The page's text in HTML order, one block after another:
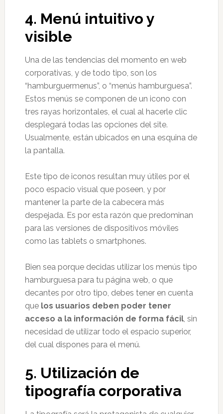
4. Menú intuitivo y
visible
Una de las tendencias del momento en web
corporativas, y de todo tipo, son los
“hamburguermenus”, o “menús hamburguesa”.
Estos menús se componen de un icono con
tres rayas horizontales, el cual al hacerle clic
desplegará todas las opciones del site.
Usualmente, están ubicados en una esquina de
la pantalla.
Este tipo de iconos resultan muy útiles por el
poco espacio visual que poseen, y por
mantener la parte de la cabecera más
despejada. Es por esta razón que predominan
para las versiones de dispositivos móviles
como las tablets o smartphones.
Bien sea porque decidas utilizar los menús tipo
hamburguesa para tu página web, o que
decantes por otro tipo, debes tener en cuenta
que los usuarios deben poder tener
acceso a la información de forma fácil, sin
necesidad de utilizar todo el espacio superior,
del cual dispones para el menú.
5. Utilización de
tipografía corporativa